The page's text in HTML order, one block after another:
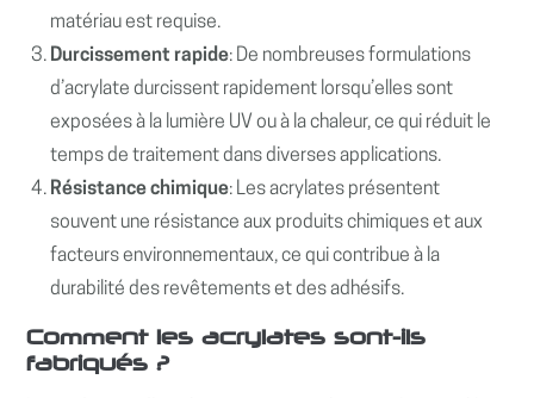
matériau est requise.
Durcissement rapide: De nombreuses formulations
d’acrylate durcissent rapidement lorsqu’elles sont
exposées à la lumière UV ou à la chaleur, ce qui réduit le
temps de traitement dans diverses applications.
Résistance chimique: Les acrylates présentent
souvent une résistance aux produits chimiques et aux
facteurs environnementaux, ce qui contribue à la
durabilité des revêtements et des adhésifs.
Comment les acrylates sont-ils
fabriqués ?